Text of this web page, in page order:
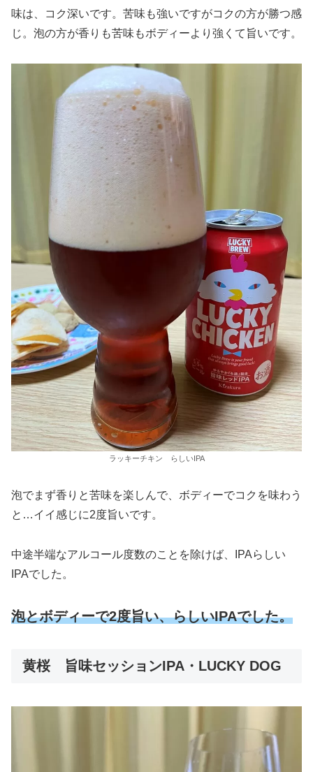
味は、コク深いです。苦味も強いですがコクの方が勝つ感
じ。泡の方が香りも苦味もボディーより強くて旨いです。
ラッキーチキン らしいIPA
泡でまず香りと苦味を楽しんで、ボディーでコクを味わう
と…イイ感じに2度旨いです。
中途半端なアルコール度数のことを除けば、IPAらしい
IPAでした。
泡とボディーで2度旨い、らしいIPAでした。
黄桜 旨味セッションIPA・LUCKY DOG